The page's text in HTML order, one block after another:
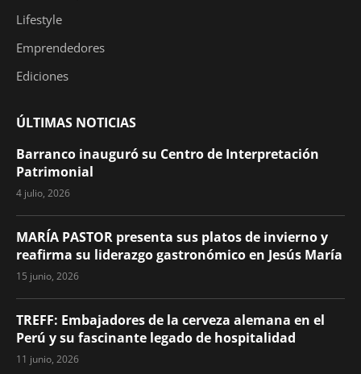
Lifestyle
Emprendedores
Ediciones
ÚLTIMAS NOTICIAS
Barranco inauguró su Centro de Interpretación
Patrimonial
4 julio, 2026
MARÍA PASTOR presenta sus platos de invierno y
reafirma su liderazgo gastronómico en Jesús María
15 junio, 2026
TREFF: Embajadores de la cerveza alemana en el
Perú y su fascinante legado de hospitalidad
11 junio, 2026